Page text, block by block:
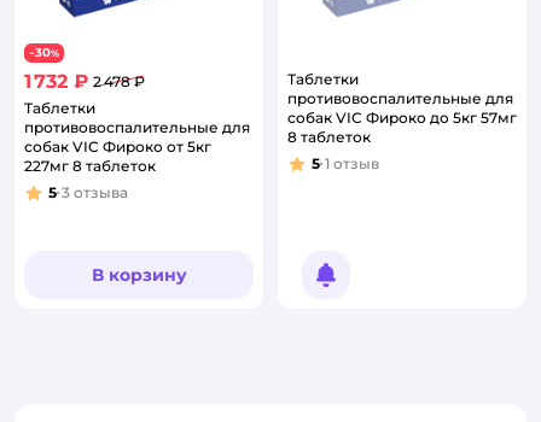
−30%
1 732 ₽ 2 478 ₽
Таблетки
противовоспалительные для
собак VIC Фироко от 5кг
227мг 8 таблеток
Рейтинг:
5 3 отзыва
В корзину
Таблетки
противовоспалительные для
собак VIC Фироко до 5кг 57мг
8 таблеток
Рейтинг:
5 1 отзыв
Уведомить о появлении